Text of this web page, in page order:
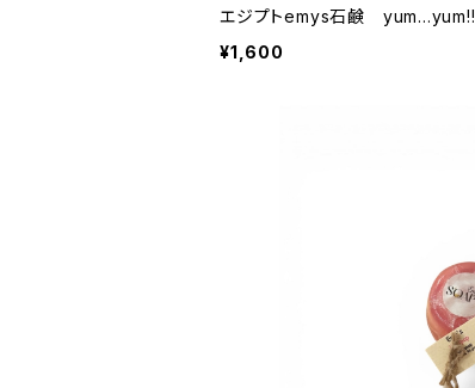
エジプトemys石鹸 yum...yum!!
¥1,600